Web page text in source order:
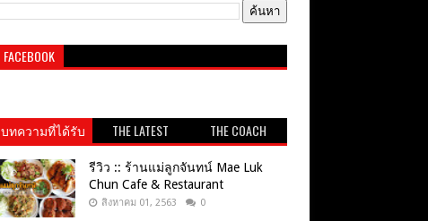
FACEBOOK
บทความที่ได้รับ
ความนิยม
THE LATEST THE COACH
รีวิว :: ร้านแม่ลูกจันทน์ Mae Luk
Chun Cafe & Restaurant
สิงหาคม 01, 2563 0